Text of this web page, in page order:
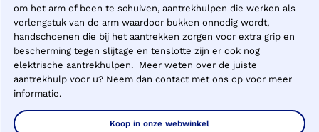
om het arm of been te schuiven, aantrekhulpen die werken als
verlengstuk van de arm waardoor bukken onnodig wordt,
handschoenen die bij het aantrekken zorgen voor extra grip en
bescherming tegen slijtage en tenslotte zijn er ook nog
elektrische aantrekhulpen. Meer weten over de juiste
aantrekhulp voor u? Neem dan contact met ons op voor meer
informatie.
Koop in onze webwinkel